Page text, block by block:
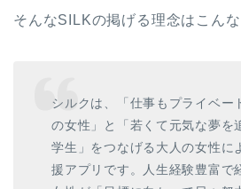
そんなSILKの掲げる理念はこんな
シルクは、「仕事もプライベー
の女性」と「若くて元気な夢を
学生」をつなげる大人の女性に
援アプリです。人生経験豊富で